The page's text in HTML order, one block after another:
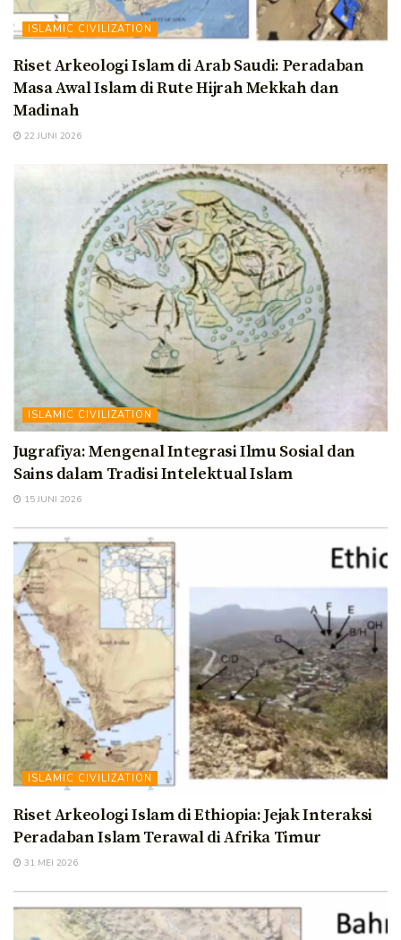
ISLAMIC CIVILIZATION
Riset Arkeologi Islam di Arab Saudi: Peradaban
Masa Awal Islam di Rute Hijrah Mekkah dan
Madinah
22 JUNI 2026
ISLAMIC CIVILIZATION
Jugrafiya: Mengenal Integrasi Ilmu Sosial dan
Sains dalam Tradisi Intelektual Islam
15 JUNI 2026
ISLAMIC CIVILIZATION
Riset Arkeologi Islam di Ethiopia: Jejak Interaksi
Peradaban Islam Terawal di Afrika Timur
31 MEI 2026